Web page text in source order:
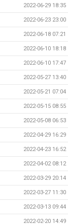
2022-06-29 18:35
2022-06-23 23:00
2022-06-18 07:21
2022-06-10 18:18
2022-06-10 17:47
2022-05-27 13:40
2022-05-21 07:04
2022-05-15 08:55
2022-05-08 06:53
2022-04-29 16:29
2022-04-23 16:52
2022-04-02 08:12
2022-03-29 20:14
2022-03-27 11:30
2022-03-13 09:44
2022-02-20 14:49